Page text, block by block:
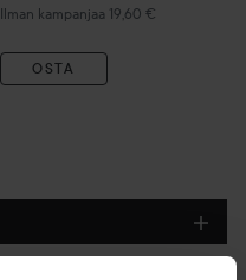
Ilman kampanjaa 19,60 €
OSTA